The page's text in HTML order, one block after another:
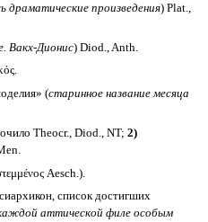
драматические произведения) Plat.,
Вакх-Дионис) Diod., Anth.
(старинное название месяца
Theocr., Diod., NT; 2)
Aesch.).
список достигших
аттической филе особым